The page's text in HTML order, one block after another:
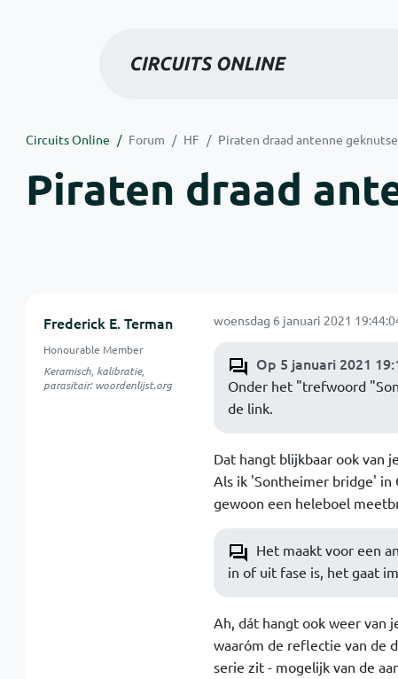
Circuits Online Forum HF Piraten draad antenne
Piraten draad
Frederick E. Terman
Honourable Member
Keramisch, kalibratie,
parasitair: woordenlijst.org
woensdag 6 januari 2021
Op 5 januari 2021
Onder het "trefwoord
de link.
Dat hangt blijkbaar ook van
Als ik 'Sontheimer bridge' in
gewoon een heleboel
Het maakt voor een
in of uit fase is, het gaat
Ah, dát hangt ook weer van
waaróm de reflectie van de
serie zit - mogelijk van de